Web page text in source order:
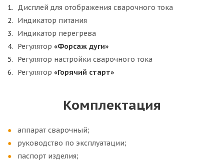
Дисплей для отображения сварочного тока
Индикатор питания
Индикатор перегрева
Регулятор «Форсаж дуги»
Регулятор настройки сварочного тока
Регулятор «Горячий старт»
Комплектация
аппарат сварочный;
руководство по эксплуатации;
паспорт изделия;